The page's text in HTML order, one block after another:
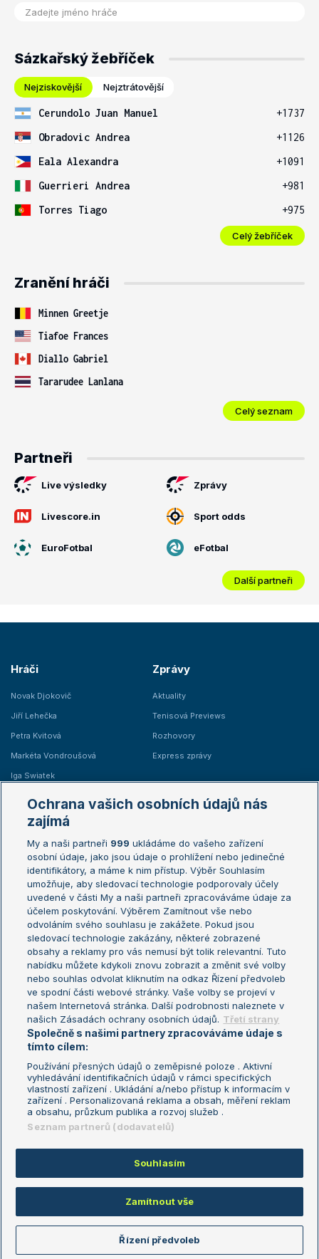
Sázkařský žebříček
Nejziskovější Nejztrátovější
Cerundolo Juan Manuel
+1737
Obradovic Andrea
+1126
Eala Alexandra
+1091
Guerrieri Andrea
+981
Torres Tiago
+975
Celý žebříček
Zranění hráči
Minnen Greetje
Tiafoe Frances
Diallo Gabriel
Tararudee Lanlana
Celý seznam
Partneři
Live výsledky Zprávy
Livescore.in Sport odds
EuroFotbal eFotbal
Další partneři
Hráči
Novak Djokovič
Jiří Lehečka
Petra Kvitová
Markéta Vondroušová
Iga Swiatek
Zprávy
Aktuality
Tenisová Previews
Rozhovory
Express zprávy
Žebříčky
Žebříček ATP (muži)
Žebříček WTA (ženy)
Sázkařský žebříček
Australian Open
French Open
Wimbledon
US Open
Turnaj mistrů
Turnaj mistryň
Aktualní trendy
Fotbalové přestupy
Livesport Daily
LS Prague Open
Podmínky užití
Nastavení soukromí
GDPR a žurnalistika
Reklama
Kontakt
Informace o zpracování osobních
údajů
Copyright © 2008-2026 TenisPortal.cz. Využíváme zpravodajství ČTK.
Ochrana vašich osobních údajů nás
zajímá
My a naši partneři 999 ukládáme do vašeho zařízení
osobní údaje, jako jsou údaje o prohlížení nebo jedinečné
identifikátory, a máme k nim přístup. Výběr Souhlasím
umožňuje, aby sledovací technologie podporovaly účely
uvedené v části My a naši partneři zpracováváme údaje za
účelem poskytování. Výběrem Zamítnout vše nebo
odvoláním svého souhlasu je zakážete. Pokud jsou
sledovací technologie zakázány, některé zobrazené
obsahy a reklamy pro vás nemusí být tolik relevantní. Tuto
nabídku můžete kdykoli znovu zobrazit a změnit své volby
nebo souhlas odvolat kliknutím na odkaz Řízení předvoleb
ve spodní části webové stránky. Vaše volby se projeví v
našem Internetová stránka. Další podrobnosti naleznete v
našich Zásadách ochrany osobních údajů. Třetí strany
Společně s našimi partnery zpracováváme údaje s
tímto cílem:
Používání přesných údajů o zeměpisné poloze . Aktivní
vyhledávání identifikačních údajů v rámci specifických
vlastností zařízení . Ukládání a/nebo přístup k informacím v
zařízení . Personalizovaná reklama a obsah, měření reklam
a obsahu, průzkum publika a rozvoj služeb .
Seznam partnerů (dodavatelů)
Souhlasím
Zamítnout vše
Řízení předvoleb